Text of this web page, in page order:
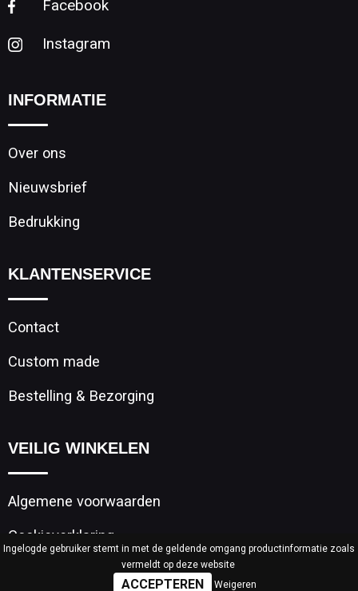
Facebook
Instagram
INFORMATIE
Over ons
Nieuwsbrief
Bedrukking
KLANTENSERVICE
Contact
Custom made
Bestelling & Bezorging
VEILIG WINKELEN
Algemene voorwaarden
Cookieverklaring
Privacyverklaring
Ingelogde gebruiker stemt in met de geldende omgang productinformatie zoals
vermeldt op deze website
Weigeren